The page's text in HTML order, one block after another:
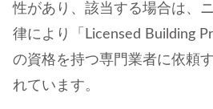
性があり、該当する場合は、
律により「Licensed Building
の資格を持つ専門業者に依頼
れています。